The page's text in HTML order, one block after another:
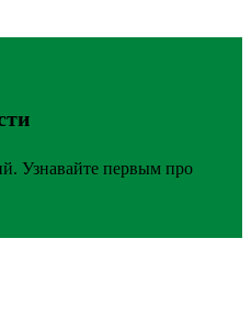
Узнавайте первым про